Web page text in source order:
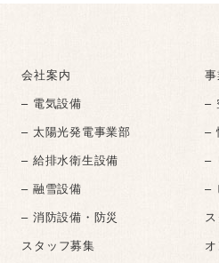
会社案内
– 電気設備
–
– 太陽光発電事業部
–
– 給排水衛生設備
–
– 融雪設備
–
– 消防設備・防災
スタッフ募集